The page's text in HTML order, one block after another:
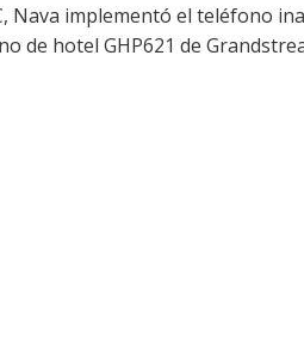
Nava implementó el teléfono
de hotel GHP621 de